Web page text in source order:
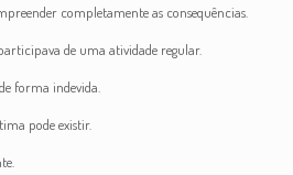
completamente as consequências.
de uma atividade regular.
forma indevida.
pode existir.